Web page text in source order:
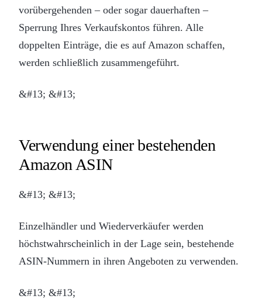
vorübergehenden – oder sogar dauerhaften –
Sperrung Ihres Verkaufskontos führen. Alle
doppelten Einträge, die es auf Amazon schaffen,
werden schließlich zusammengeführt.
&#13; &#13;
Verwendung einer bestehenden
Amazon ASIN
&#13; &#13;
Einzelhändler und Wiederverkäufer werden
höchstwahrscheinlich in der Lage sein, bestehende
ASIN-Nummern in ihren Angeboten zu verwenden.
&#13; &#13;